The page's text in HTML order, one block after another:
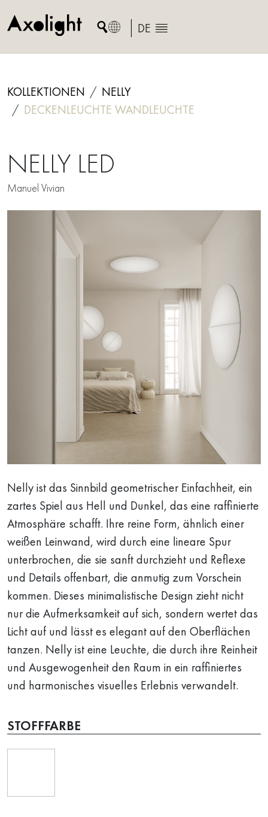
to
DE
KOLLEKTIONEN
NELLY
DECKENLEUCHTE WANDLEUCHTE
NELLY LED
Manuel Vivian
Nelly ist das Sinnbild geometrischer Einfachheit, ein
zartes Spiel aus Hell und Dunkel, das eine raffinierte
Atmosphäre schafft. Ihre reine Form, ähnlich einer
weißen Leinwand, wird durch eine lineare Spur
unterbrochen, die sie sanft durchzieht und Reflexe
und Details offenbart, die anmutig zum Vorschein
kommen. Dieses minimalistische Design zieht nicht
nur die Aufmerksamkeit auf sich, sondern wertet das
Licht auf und lässt es elegant auf den Oberflächen
tanzen. Nelly ist eine Leuchte, die durch ihre Reinheit
und Ausgewogenheit den Raum in ein raffiniertes
und harmonisches visuelles Erlebnis verwandelt.
STOFFFARBE